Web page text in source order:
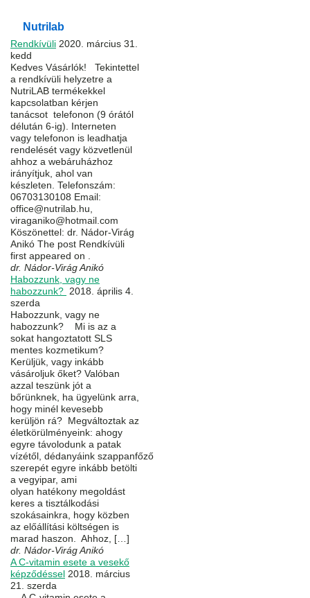
Nutrilab
Rendkívüli 2020. március 31.
kedd
Kedves Vásárlók! Tekintettel
a rendkívüli helyzetre a
NutriLAB termékekkel
kapcsolatban kérjen
tanácsot telefonon (9 órától
délután 6-ig). Interneten
vagy telefonon is leadhatja
rendelését vagy közvetlenül
ahhoz a webáruházhoz
irányítjuk, ahol van
készleten. Telefonszám:
06703130108 Email:
office@nutrilab.hu,
viraganiko@hotmail.com
Köszönettel: dr. Nádor-Virág
Anikó The post Rendkívüli
first appeared on .
dr. Nádor-Virág Anikó
Habozzunk, vagy ne
habozzunk? 2018. április 4.
szerda
Habozzunk, vagy ne
habozzunk? Mi is az a
sokat hangoztatott SLS
mentes kozmetikum?
Kerüljük, vagy inkább
vásároljuk őket? Valóban
azzal teszünk jót a
bőrünknek, ha ügyelünk arra,
hogy minél kevesebb
kerüljön rá? Megváltoztak az
életkörülményeink: ahogy
egyre távolodunk a patak
vízétől, dédanyáink szappanfőző
szerepét egyre inkább betölti
a vegyipar, ami
olyan hatékony megoldást
keres a tisztálkodási
szokásainkra, hogy közben
az előállítási költségen is
marad haszon. Ahhoz, […]
dr. Nádor-Virág Anikó
A C-vitamin esete a vesekő
képződéssel 2018. március
21. szerda